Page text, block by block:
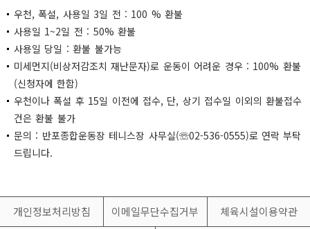
우천, 폭설, 사용일 3일 전 : 100 % 환불
사용일 1~2일 전 : 50% 환불
사용일 당일 : 환불 불가능
미세먼지(비상저감조치 재난문자)로 운동이 어려운 경우 : 100% 환불
(신청자에 한함)
우천이나 폭설 후 15일 이전에 접수, 단, 상기 접수일 이외의 환불접수
건은 환불 불가
문의 : 반포종합운동장 테니스장 사무실(☏02-536-0555)로 연락 부탁
드립니다.
개인정보처리방침 이메일무단수집거부 체육시설이용약관